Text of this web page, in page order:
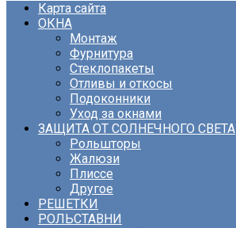
Карта сайта
ОКНА
Монтаж
Фурнитура
Стеклопакеты
Отливы и откосы
Подоконники
Уход за окнами
ЗАЩИТА ОТ СОЛНЕЧНОГО СВЕТА
Рольшторы
Жалюзи
Плиссе
Другое
РЕШЕТКИ
РОЛЬСТАВНИ